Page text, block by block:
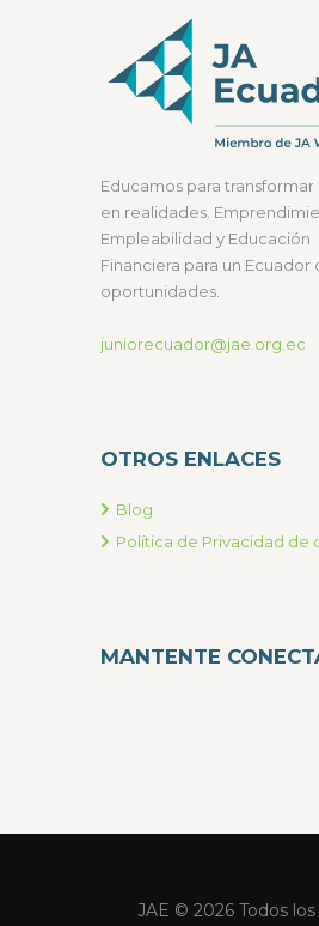
Educamos para transformar
en realidades.
Empleabilidad y Educación
Financiera para un Ecuador
oportunidades.
juniorecuador@jae.org.ec
OTROS ENLACES
Blog
Política de Privacidad de
MANTENTE
JAE © 2026 Todos